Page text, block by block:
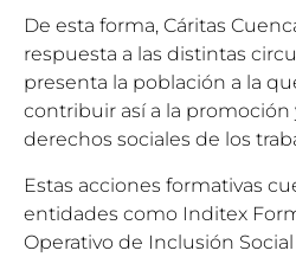
De esta forma, Cáritas
respuesta a las distintas
presenta la población a la
contribuir así a la promoción
derechos sociales de los
Estas acciones formativas
entidades como Inditex
Operativo de Inclusión